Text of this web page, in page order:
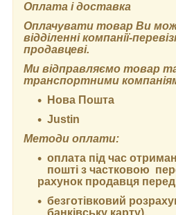
Оплата і доставка
Оплачувати товар Ви
відділенні компанії-
продавцеві.
Ми відправляємо товар
транспортними
Нова Пошта
Justin
Методи оплати:
оплата під час
пошті з частковою
рахунок продавця
безготівковий
банківську карту).